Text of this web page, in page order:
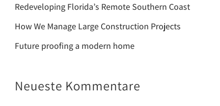
Redeveloping Florida’s Remote Southern Coast
How We Manage Large Construction Projects
Future proofing a modern home
Neueste Kommentare